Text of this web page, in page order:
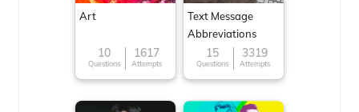
Art
10
Questions
1617
Attempts
Text Message
Abbreviations
15
Questions
3319
Attempts